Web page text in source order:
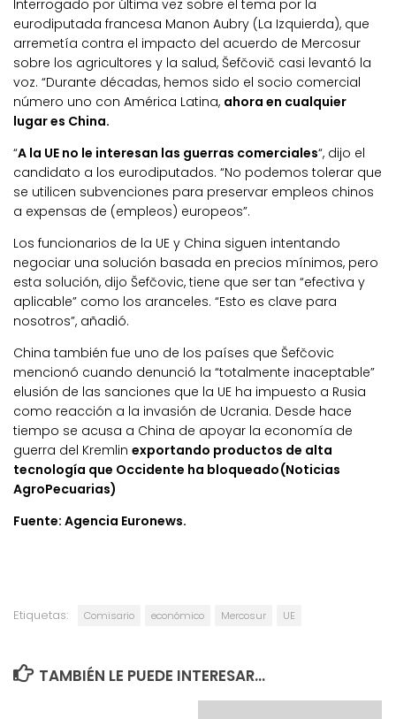
Interrogado por última vez sobre el tema por la
eurodiputada francesa Manon Aubry (La Izquierda), que
arremetía contra el impacto del acuerdo de Mercosur
sobre los agricultores y la salud, Šefčovič casi levantó la
voz. “Durante décadas, hemos sido el socio comercial
número uno con América Latina, ahora en cualquier
lugar es China.
“A la UE no le interesan las guerras comerciales“, dijo el
candidato a los eurodiputados. “No podemos tolerar que
se utilicen subvenciones para preservar empleos chinos
a expensas de (empleos) europeos”.
Los funcionarios de la UE y China siguen intentando
negociar una solución basada en precios mínimos, pero
esta solución, dijo Šefčovic, tiene que ser tan “efectiva y
aplicable” como los aranceles. “Esto es clave para
nosotros”, añadió.
China también fue uno de los países que Šefčovic
mencionó cuando denunció la “totalmente inaceptable”
elusión de las sanciones que la UE ha impuesto a Rusia
como reacción a la invasión de Ucrania. Desde hace
tiempo se acusa a China de apoyar la economía de
guerra del Kremlin exportando productos de alta
tecnología que Occidente ha bloqueado(Noticias
AgroPecuarias)
Fuente: Agencia Euronews.
Etiquetas: Comisario económico Mercosur UE
TAMBIÉN LE PUEDE INTERESAR...